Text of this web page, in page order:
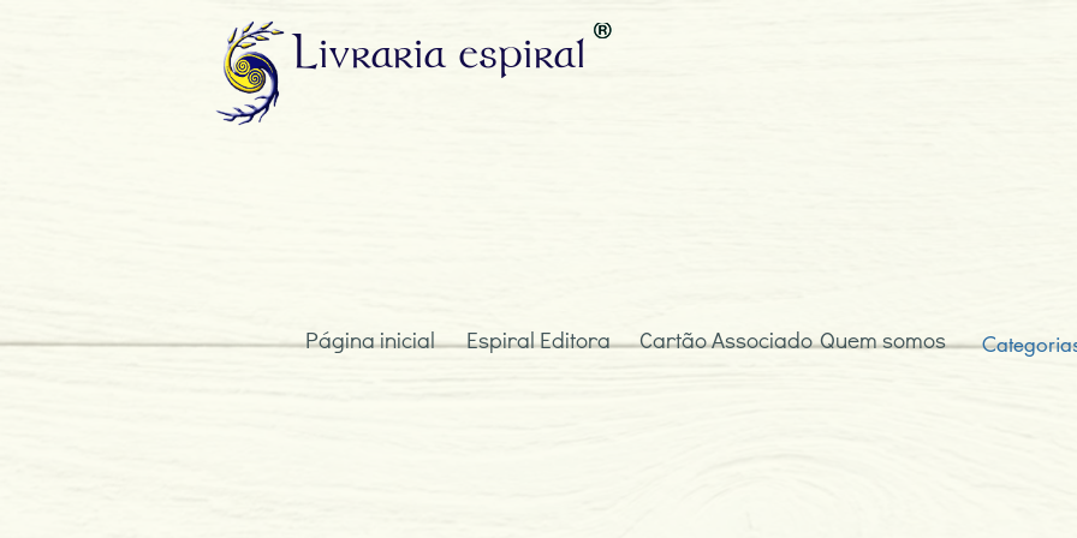
Livraria espiral
Página inicial Espiral Editora Cartão Associado Quem somos